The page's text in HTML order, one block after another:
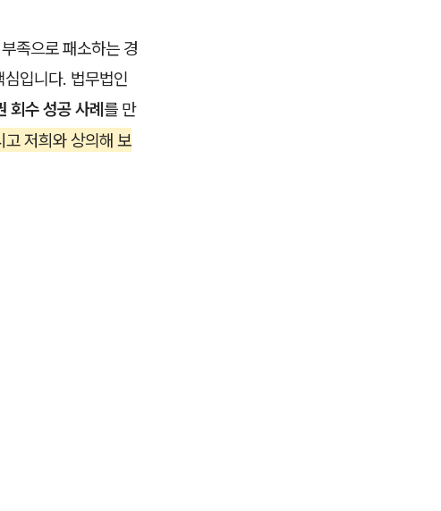
족으로 패소하는 경
입니다. 법무법인
회수 성공 사례를 만
저희와 상의해 보